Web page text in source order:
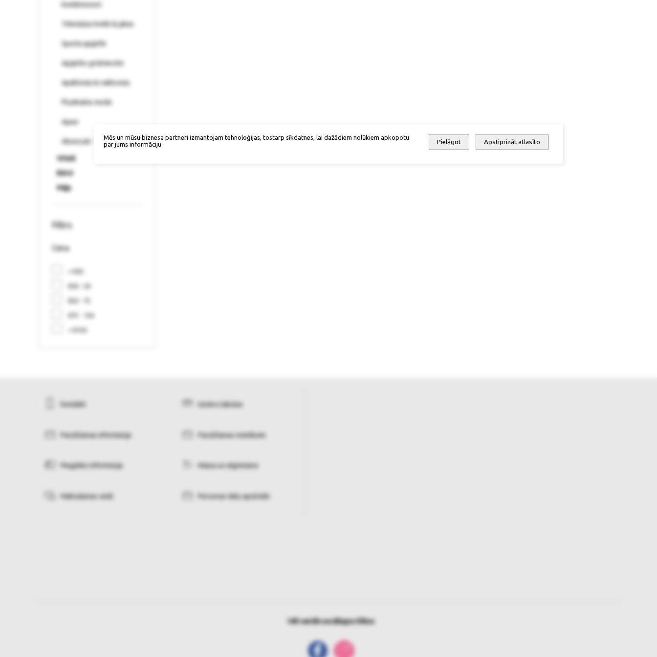
Kombinezoni
Trikotāžas krekli & jakas
Sporta apģērbi
Apģērbs grūtniecēm
Apakšveļa & naktsveļa
Pludmales mode
Apavi
Aksesuāri
Vīrieši
Bērni
Māja
Filtrs
Cena
Kontakti Izmēru tabulas
Pasūtīšanas informācija Pasūtīšanas noteikumi
Piegādes informācija Maiņa un atgriešana
Maksāšanas veidi Personas datu apstrāde
Vēl vairāk sociālajos tīklos
Mēs un mūsu biznesa partneri izmantojam tehnoloģijas, tostarp sīkdatnes, lai dažādiem nolūkiem apkopotu
par jums informāciju
Pielāgot Apstiprināt atlasīto